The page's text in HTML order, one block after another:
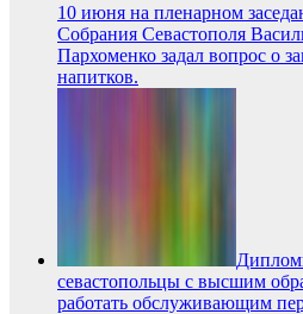
10 июня на пленарном
Собрания Севастополя
Пархоменко задал вопрос о
напитков.
севастопольцы с высшим
работать обслуживающим